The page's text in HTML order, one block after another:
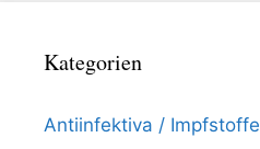
Kategorien
Antiinfektiva / Impfstoffe